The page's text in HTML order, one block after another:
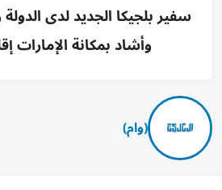
سفير بلجيكا الجديد لدى
وأشاد بمكانة الإمارات
(وام)